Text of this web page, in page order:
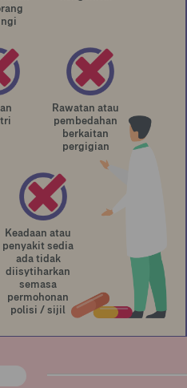
Rawatan atau
pembedahan
berkaitan
pergigian
Keadaan atau
penyakit sedia
ada tidak
diisytiharkan
semasa
permohonan
polisi / sijil